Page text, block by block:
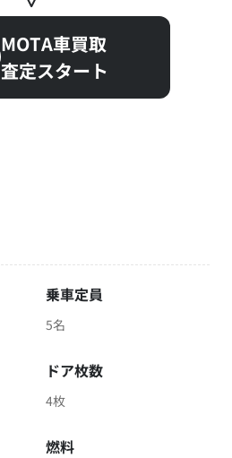
MOTA車買取
査定スタート
乗車定員
5名
ドア枚数
4枚
燃料